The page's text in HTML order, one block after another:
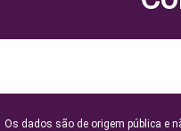
Os dados são de origem pública e